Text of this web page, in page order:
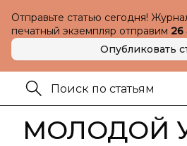
Отправьте статью сегодня!
печатный экземпляр отправим 26
Опубликовать
МОЛОДОЙ